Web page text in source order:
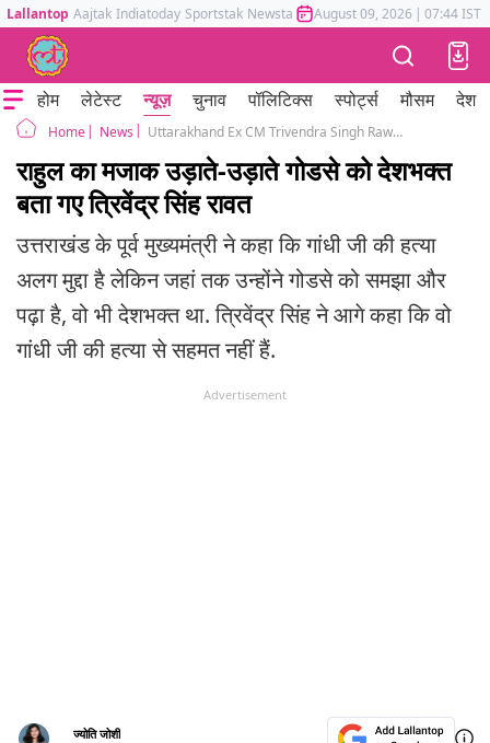
Lallantop Aajtak Indiatoday Sportstak Newstak Mumbai Tak Astrotak
August 09, 2026 | 07:44 IST
होम लेटेस्ट न्यूज़ चुनाव पॉलिटिक्स स्पोर्ट्स मौसम देश
Home News Uttarakhand Ex CM Trivendra Singh Rawat Nathuram Godse Rahul Gandhi
राहुल का मजाक उड़ाते-उड़ाते गोडसे को देशभक्त
बता गए त्रिवेंद्र सिंह रावत
उत्तराखंड के पूर्व मुख्यमंत्री ने कहा कि गांधी जी की हत्या
अलग मुद्दा है लेकिन जहां तक ​​उन्होंने गोडसे को समझा और
पढ़ा है, वो भी देशभक्त था. त्रिवेंद्र सिंह ने आगे कहा कि वो
गांधी जी की हत्या से सहमत नहीं हैं.
Advertisement
ज्योति जोशी